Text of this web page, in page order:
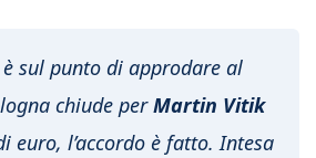
è sul punto di approdare al
chiude perMartin Vitik
euro, l’accordo è fatto. Intesa